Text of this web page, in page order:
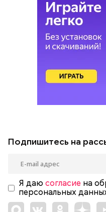
Подпишитесь на
Я даю согласие на
персональных